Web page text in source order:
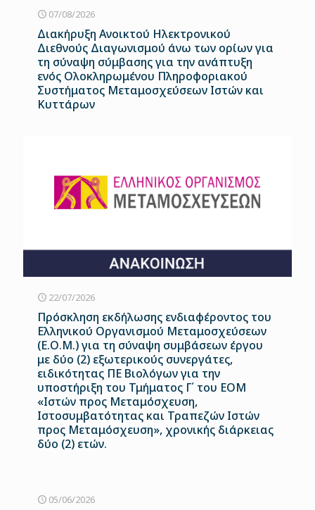
07/08/2026
Διακήρυξη Ανοικτού Ηλεκτρονικού
Διεθνούς Διαγωνισμού άνω των ορίων για
τη σύναψη σύμβασης για την ανάπτυξη
ενός Ολοκληρωμένου Πληροφοριακού
Συστήματος Μεταμοσχεύσεων Ιστών και
Κυττάρων
22/07/2026
Πρόσκληση εκδήλωσης ενδιαφέροντος του
Ελληνικού Οργανισμού Μεταμοσχεύσεων
(Ε.Ο.Μ.) για τη σύναψη συμβάσεων έργου
με δύο (2) εξωτερικούς συνεργάτες,
ειδικότητας ΠΕ Βιολόγων για την
υποστήριξη του Τμήματος Γ΄ του ΕΟΜ
«Ιστών προς Μεταμόσχευση,
Ιστοσυμβατότητας και Τραπεζών Ιστών
προς Μεταμόσχευση», χρονικής διάρκειας
δύο (2) ετών.
05/06/2026